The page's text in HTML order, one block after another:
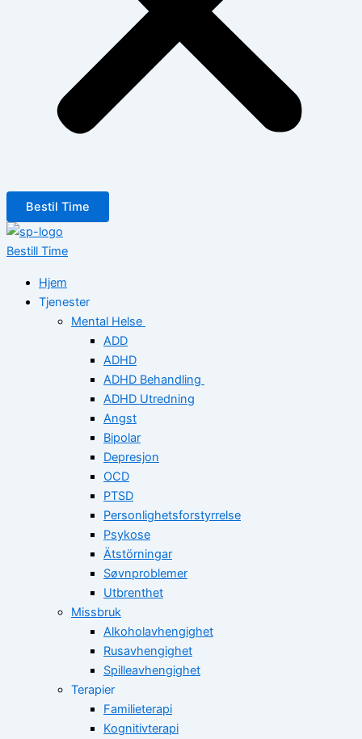
Bestil Time
Bestill Time
Hjem
Tjenester
Mental Helse
ADD
ADHD
ADHD Behandling
ADHD Utredning
Angst
Bipolar
Depresjon
OCD
PTSD
Personlighetsforstyrrelse
Psykose
Ätstörningar
Søvnproblemer
Utbrenthet
Missbruk
Alkoholavhengighet
Rusavhengighet
Spilleavhengighet
Terapier
Familieterapi
Kognitivterapi